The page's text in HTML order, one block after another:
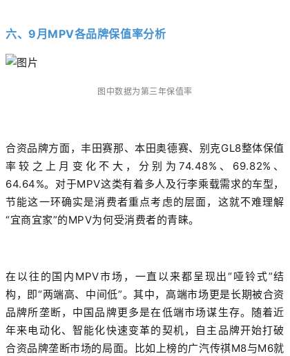
六、9月 MPV各品牌保值率分析
图中数据为第三年保值率
合资品牌方面，丰田赛那、本田奥德赛、别克GL8整体保值
率较之上月变化不大，分别为74.48%、69.82%、
64.64%。对于MPV这类有着多人及行李乘载需求的车型，
节能这一环确实是消费者重点考虑的层面，这就不难理解
“宜商宜家”的MPV为何受消费者的青睐。
在以往的国内MPV市场，一直以来都呈现出“哑铃式”结
构，即“两端高、中间低”。其中，高端市场更是长期被合资
品牌所垄断，中国品牌更多是在低端市场谋生存。随着近
年来电动化、智能化快速变革的契机，自主品牌开始打破
合资品牌垄断市场的局面。比如上榜的广汽传祺M8与M6就